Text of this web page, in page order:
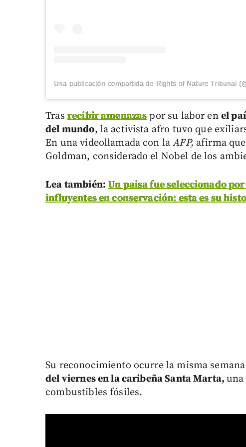
Tras recibir amenazas por su labor en el
del mundo, la activista afro tuvo que
En una videollamada con laAFP, afirma
Goldman, considerado el Nobel de los
Lea también:Un paisa fue seleccionado
influyentes en conservación: esta es su
Su reconocimiento ocurre la misma
del viernes en la caribeña Santa Marta,
combustibles fósiles.